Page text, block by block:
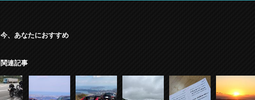
今、あなたにおすすめ
関連記事